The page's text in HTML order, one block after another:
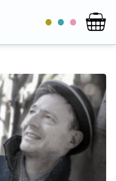
le
les
les